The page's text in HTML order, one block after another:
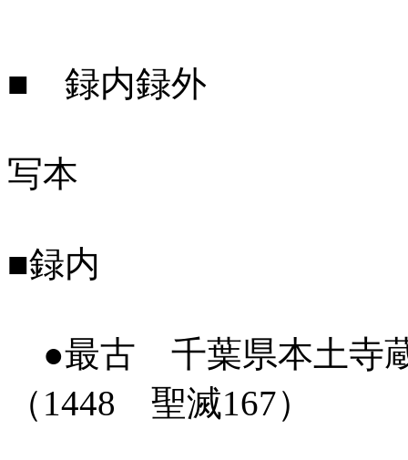
■ 録内録外
写本
■録内
●最古 千葉県本土寺
（1448 聖滅167）